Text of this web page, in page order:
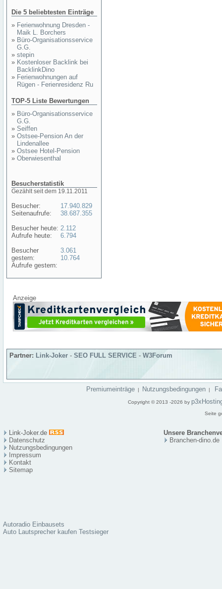
Die 5 beliebtesten Einträge
» Ferienwohnung Dresden -
Maik L. Borchers
» Büro-Organisationsservice
G.G.
» stepin
» Kostenloser Backlink bei
BacklinkDino
» Ferienwohnungen auf
Rügen - Ferienresidenz Ru
TOP-5 Liste Bewertungen
» Büro-Organisationsservice
G.G.
» Seiffen
» Ostsee-Pension An der
Lindenallee
» Ostsee Hotel-Pension
» Oberwiesenthal
Besucherstatistik
Gezählt seit dem 19.11.2011
Besucher:
Seitenaufrufe:
Besucher heute:
Aufrufe heute:
Besucher
gestern:
Aufrufe gestern:
17.940.829
38.687.355
2.112
6.794
3.061
10.764
Anzeige
Partner: Link-Joker - SEO FULL SERVICE - W3Forum
Premiumeinträge | Nutzungsbedingungen |
Copyright © 2013 -2026 by
Seite
Link-Joker.de
Unsere
Datenschutz
Nutzungsbedingungen
Impressum
Kontakt
Sitemap
Branchen-dino.de
Autoradio Einbausets
Auto Lautsprecher kaufen Testsieger